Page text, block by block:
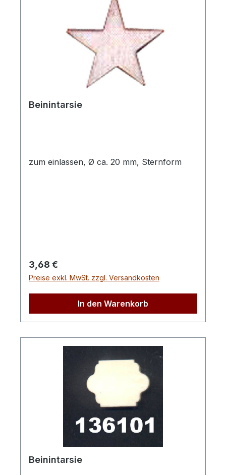
Beinintarsie
zum einlassen, Ø ca. 20 mm, Sternform
Regulärer Preis:
3,68 €
Preise exkl. MwSt. zzgl. Versandkosten
In den Warenkorb
Beinintarsie